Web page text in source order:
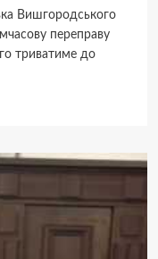
Вишгородського
переправу
триватиме до